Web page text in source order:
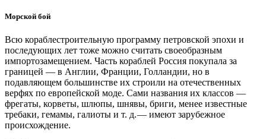
Морской бой
Всю кораблестроительную программу петровской эпохи и
последующих лет тоже можно считать своеобразным
импортозамещением. Часть кораблей Россия покупала за
границей — ​в Англии, Франции, Голландии, но в
подавляющем большинстве их строили на отечественных
верфях по европейской моде. Сами названия их классов — ​
фрегаты, корветы, шлюпы, шнявы, бриги, менее известные
требаки, гемамы, галиоты и т. д. — ​имеют зарубежное
происхождение.